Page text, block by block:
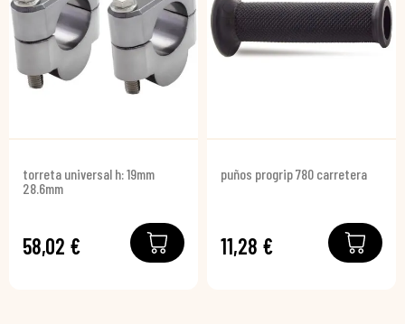
torreta universal h: 19mm
28.6mm
58,02 €
puños progrip 780 carretera
11,28 €